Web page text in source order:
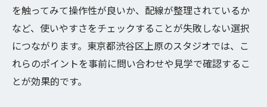
を触ってみて操作性が良いか、配線が整理されているか
など、使いやすさをチェックすることが失敗しない選択
につながります。東京都渋谷区上原のスタジオでは、こ
れらのポイントを事前に問い合わせや見学で確認するこ
とが効果的です。